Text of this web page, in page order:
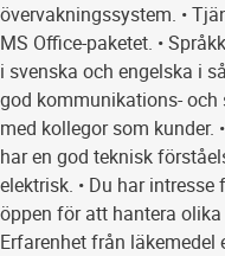
övervakningssystem. •
MS Office-paketet. •
i svenska och engelska i
god kommunikations-
med kollegor som
har en god teknisk
elektrisk. • Du har
öppen för att hantera
Erfarenhet från